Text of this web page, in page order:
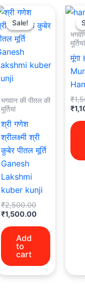
Sale!
Sale!
भगवान की पीतल की
मूर्तियां
श्री गणेश
श्रीलक्ष्मी श्री
कुबेर पीतल मूर्ति
Ganesh
Lakshmi
kuber kunji
₹2,500.00
was:
₹2,500.00.
₹1,500.00
is:
₹1,500.00.
Add
to
cart
मूर्तियां
मूंगा
₹
₹